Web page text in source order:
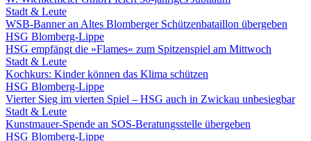
Stadt & Leute
WSB-Banner an Altes Blomberger Schützenbataillon übergeben
HSG Blomberg-Lippe
HSG empfängt die »Flames« zum Spitzenspiel am Mittwoch
Stadt & Leute
Kochkurs: Kinder können das Klima schützen
HSG Blomberg-Lippe
Vierter Sieg im vierten Spiel – HSG auch in Zwickau unbesiegbar
Stadt & Leute
Kunstmauer-Spende an SOS-Beratungsstelle übergeben
HSG Blomberg-Lippe